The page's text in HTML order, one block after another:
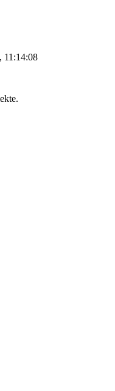
11:14:08